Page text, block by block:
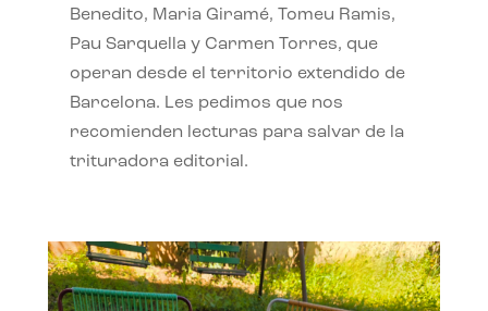
Benedito, Maria Giramé, Tomeu Ramis,
Pau Sarquella y Carmen Torres, que
operan desde el territorio extendido de
Barcelona. Les pedimos que nos
recomienden lecturas para salvar de la
trituradora editorial.